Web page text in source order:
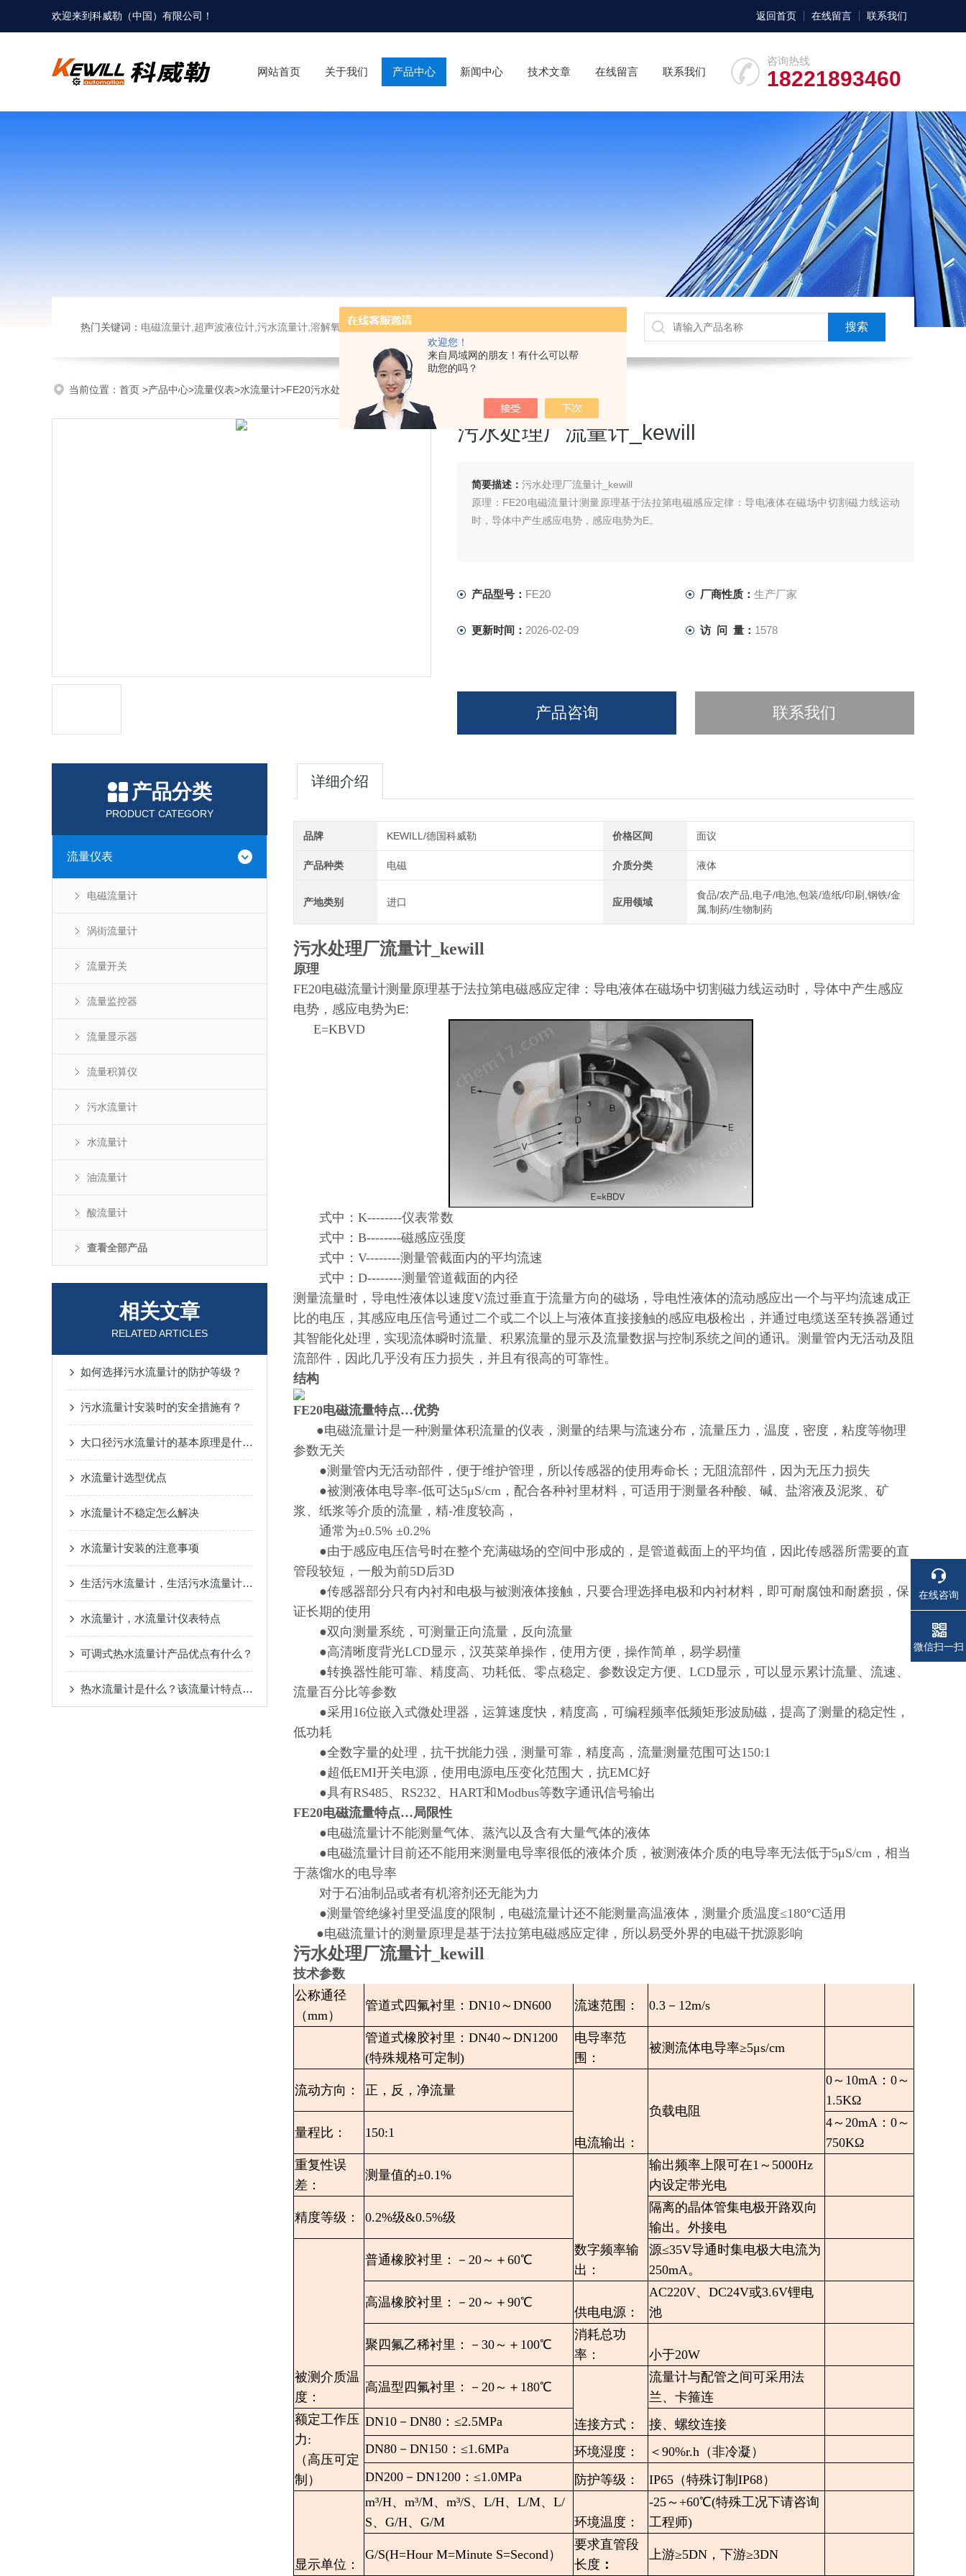
欢迎您！
来自局域网的朋友！有什么可以帮
助您的吗？
欢迎来到科威勒（中国）有限公司！ 返回首页 在线留言 联系我们
咨询热线
18221893460
网站首页 关于我们 产品中心 新闻中心 技术文章 在线留言 联系我们
热门关键词： 电磁流量计,超声波液位计,污水流量计,溶解氧仪,在线PH计,压力变送器
当前位置： 首页 >产品中心>流量仪表>水流量计>FE20污水处理厂流量计_kewill
污水处理厂流量计_kewill
简要描述： 污水处理厂流量计_kewill
原理：FE20电磁流量计测量原理基于法拉第电磁感应定律：导电液体在磁场中切割磁力线运动
时，导体中产生感应电势，感应电势为E。
产品型号： FE20 厂商性质： 生产厂家
更新时间： 2026-02-09 访 问 量： 1578
产品咨询 联系我们
产品分类
PRODUCT CATEGORY
流量仪表
电磁流量计
涡街流量计
流量开关
流量监控器
流量显示器
流量积算仪
污水流量计
水流量计
油流量计
酸流量计
查看全部产品
相关文章
RELATED ARTICLES
如何选择污水流量计的防护等级？
污水流量计安装时的安全措施有？
大口径污水流量计的基本原理是什么？
水流量计选型优点
水流量计不稳定怎么解决
水流量计安装的注意事项
生活污水流量计，生活污水流量计安装地点的选择
水流量计，水流量计仪表特点
可调式热水流量计产品优点有什么？
热水流量计是什么？该流量计特点是？
详细介绍
品牌 KEWILL/德国科威勒 价格区间 面议
产品种类 电磁 介质分类 液体
产地类别 进口 应用领域
食品/农产品,电子/电池,包装/造纸/印刷,钢铁/金
属,制药/生物制药
污水处理厂流量计_kewill
原理
FE20电磁流量计测量原理基于法拉第电磁感应定律：导电液体在磁场中切割磁力线运动时，导体中产生感应
电势，感应电势为E:
E=KBVD
式中：K--------仪表常数
式中：B--------磁感应强度
式中：V--------测量管截面内的平均流速
式中：D--------测量管道截面的内径
测量流量时，导电性液体以速度V流过垂直于流量方向的磁场，导电性液体的流动感应出一个与平均流速成正
比的电压，其感应电压信号通过二个或二个以上与液体直接接触的感应电极检出，并通过电缆送至转换器通过
其智能化处理，实现流体瞬时流量、积累流量的显示及流量数据与控制系统之间的通讯。测量管内无活动及阻
流部件，因此几乎没有压力损失，并且有很高的可靠性。
结构
FE20电磁流量特点…优势
●电磁流量计是一种测量体积流量的仪表，测量的结果与流速分布，流量压力，温度，密度，粘度等物理
参数无关
●测量管内无活动部件，便于维护管理，所以传感器的使用寿命长；无阻流部件，因为无压力损失
●被测液体电导率-低可达5μS/cm，配合各种衬里材料，可适用于测量各种酸、碱、盐溶液及泥浆、矿
浆、纸浆等介质的流量，精-准度较高，
通常为±0.5% ±0.2%
●由于感应电压信号时在整个充满磁场的空间中形成的，是管道截面上的平均值，因此传感器所需要的直
管段较短，一般为前5D后3D
●传感器部分只有内衬和电极与被测液体接触，只要合理选择电极和内衬材料，即可耐腐蚀和耐磨损，保
证长期的使用
●双向测量系统，可测量正向流量，反向流量
●高清晰度背光LCD显示，汉英菜单操作，使用方便，操作简单，易学易懂
●转换器性能可靠、精度高、功耗低、零点稳定、参数设定方便、LCD显示，可以显示累计流量、流速、
流量百分比等参数
●采用16位嵌入式微处理器，运算速度快，精度高，可编程频率低频矩形波励磁，提高了测量的稳定性，
低功耗
●全数字量的处理，抗干扰能力强，测量可靠，精度高，流量测量范围可达150:1
●超低EMI开关电源，使用电源电压变化范围大，抗EMC好
●具有RS485、RS232、HART和Modbus等数字通讯信号输出
FE20电磁流量特点…局限性
●电磁流量计不能测量气体、蒸汽以及含有大量气体的液体
●电磁流量计目前还不能用来测量电导率很低的液体介质，被测液体介质的电导率无法低于5μS/cm，相当
于蒸馏水的电导率
对于石油制品或者有机溶剂还无能为力
●测量管绝缘衬里受温度的限制，电磁流量计还不能测量高温液体，测量介质温度≤180°C适用
●电磁流量计的测量原理是基于法拉第电磁感应定律，所以易受外界的电磁干扰源影响
污水处理厂流量计_kewill
技术参数
公称通径
（mm）
管道式四氟衬里：DN10～DN600 流速范围： 0.3－12m/s
管道式橡胶衬里：DN40～DN1200
(特殊规格可定制)
电导率范
围：
被测流体电导率≥5μs/cm
流动方向： 正，反，净流量
电流输出：
负载电阻
0～10mA：0～
1.5KΩ
量程比： 150:1
4～20mA：0～
750KΩ
重复性误
差：
测量值的±0.1%
数字频率输
出：
输出频率上限可在1～5000Hz
内设定带光电
精度等级： 0.2%级&0.5%级
隔离的晶体管集电极开路双向
输出。外接电
被测介质温
度：
普通橡胶衬里：－20～＋60℃
源≤35V导通时集电极大电流为
250mA。
高温橡胶衬里：－20～＋90℃
供电电源：
AC220V、DC24V或3.6V锂电
池
聚四氟乙稀衬里：－30～＋100℃
消耗总功
率：
小于20W
高温型四氟衬里：－20～＋180℃
连接方式：
流量计与配管之间可采用法
兰、卡箍连
额定工作压
力:
（高压可定
制）
DN10－DN80：≤2.5MPa
接、螺纹连接
DN80－DN150：≤1.6MPa
环境湿度：
＜90%r.h（非冷凝）
DN200－DN1200：≤1.0MPa
防护等级： IP65（特殊订制IP68）
显示单位：
m³/H、m³/M、m³/S、L/H、L/M、L/
S、G/H、G/M
环境温度：
-25～+60℃(特殊工况下请咨询
工程师)
G/S(H=Hour M=Minute S=Second）
要求直管段
长度 ：
上游≥5DN，下游≥3DN
在线咨询
微信扫一扫